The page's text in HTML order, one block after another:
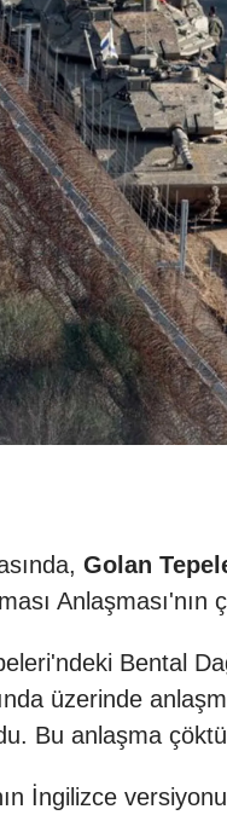
Golan
Anlaşması'nın
Bental
üzerinde
Bu anlaşma
İngilizce